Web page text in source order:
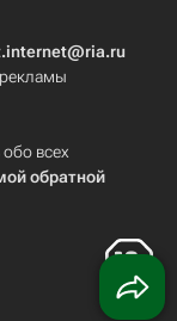
всех
обратной